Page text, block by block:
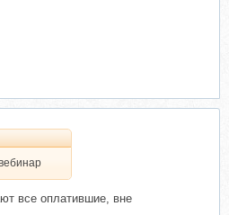
все оплатившие, вне